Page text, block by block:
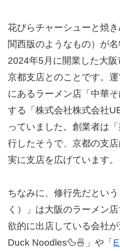
花びらチャーシューと焼
関西版のようなもの）が名
2024年5月に開業した大
京都支店とのことです。
にあるラーメン店「中華
する「株式会社株式会社
っていました。創業者は
行したそうで、京都の支
実に支店を広げています。
ちなみに、修行先だとい
く）」は大阪のラーメン
欲的に出店している会社
Duck Noodles🦆🍜」や「